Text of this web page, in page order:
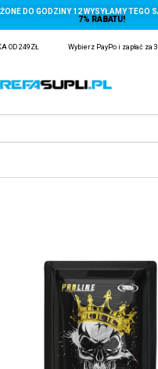
DO GODZINY 12 WYSYŁAMY TEGO
7% RABATU!
OD 249ZŁ Wybierz PayPo i zapłać za